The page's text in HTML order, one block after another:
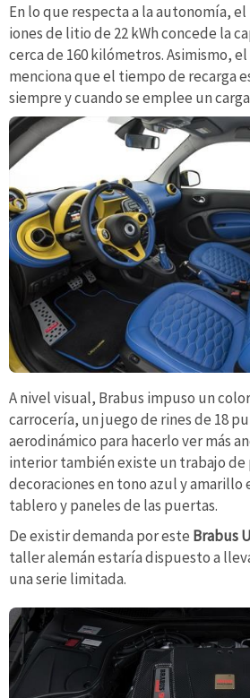
En lo que respecta a la autonomía,
iones de litio de 22 kWh concede la
cerca de 160 kilómetros. Asimismo,
menciona que el tiempo de recarga
siempre y cuando se emplee un
A nivel visual, Brabus impuso un
carrocería, un juego de rines de 18
aerodinámico para hacerlo ver más
interior también existe un trabajo de
decoraciones en tono azul y amarillo
tablero y paneles de las puertas.
De existir demanda por este Brabus
taller alemán estaría dispuesto a
una serie limitada.